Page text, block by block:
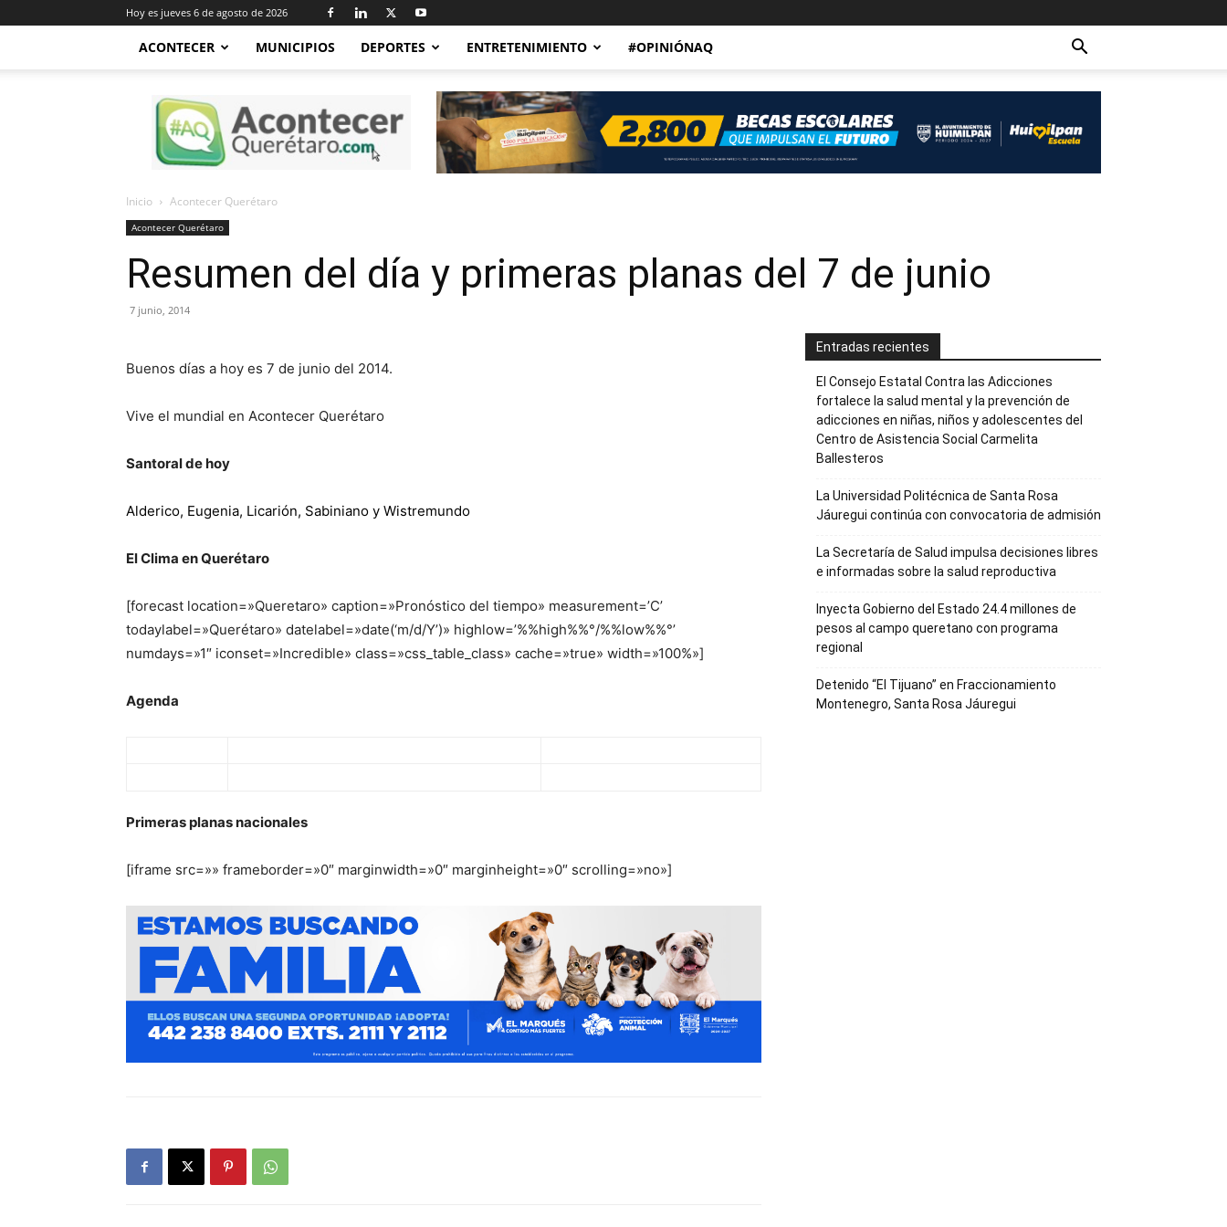
Hoy es jueves 6 de agosto de 2026
ACONTECER MUNICIPIOS DEPORTES ENTRETENIMIENTO #OPINIÓNAQ
Acontecer
Querétaro
Inicio Acontecer Querétaro
Acontecer Querétaro
Resumen del día y primeras planas del 7 de junio
7 junio, 2014
Buenos días a hoy es 7 de junio del 2014.
Vive el mundial en Acontecer Querétaro
Santoral de hoy
Alderico, Eugenia, Licarión, Sabiniano y Wistremundo
El Clima en Querétaro
[forecast location=»Queretaro» caption=»Pronóstico del tiempo» measurement=’C’
todaylabel=»Querétaro» datelabel=»date(‘m/d/Y’)» highlow=’%%high%%°/%%low%%°’
numdays=»1″ iconset=»Incredible» class=»css_table_class» cache=»true» width=»100%»]
Agenda
Primeras planas nacionales
[iframe src=»» frameborder=»0″ marginwidth=»0″ marginheight=»0″ scrolling=»no»]
Entradas recientes
El Consejo Estatal Contra las Adicciones
fortalece la salud mental y la prevención de
adicciones en niñas, niños y adolescentes del
Centro de Asistencia Social Carmelita
Ballesteros
La Universidad Politécnica de Santa Rosa
Jáuregui continúa con convocatoria de admisión
La Secretaría de Salud impulsa decisiones libres
e informadas sobre la salud reproductiva
Inyecta Gobierno del Estado 24.4 millones de
pesos al campo queretano con programa
regional
Detenido “El Tijuano” en Fraccionamiento
Montenegro, Santa Rosa Jáuregui